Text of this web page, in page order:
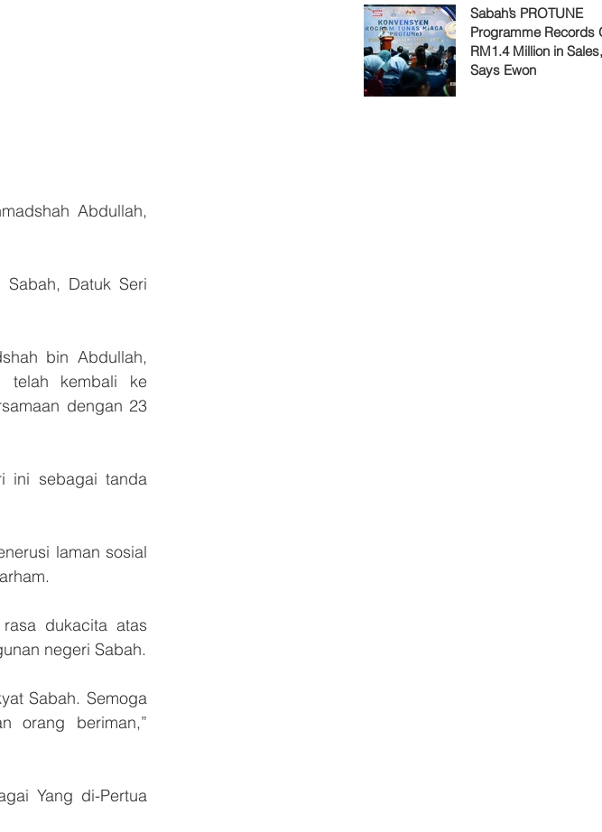
Abdullah,
Sabah, Datuk Seri
bin Abdullah,
telah kembali ke
dengan 23
ini sebagai tanda
laman sosial
dukacita atas
negeri Sabah.
Sabah. Semoga
orang beriman,”
Yang di-Pertua
Sabah’s PROTUNE
Programme Records
RM1.4 Million in Sales,
Says Ewon